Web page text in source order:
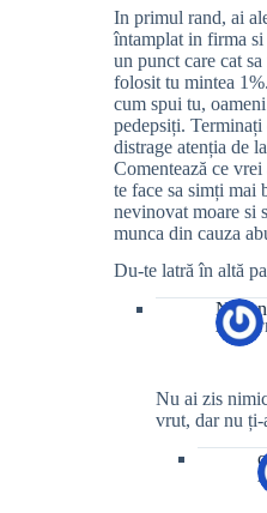
In primul rand, ai
întamplat in firma si
un punct care cat
folosit tu mintea
cum spui tu,
pedepsiți.
distrage atenția de
Comentează ce
te face sa simți mai
nevinovat moare si
munca din cauza
Du-te latră în altă
28
Nu ai zis
vrut, dar nu ți-